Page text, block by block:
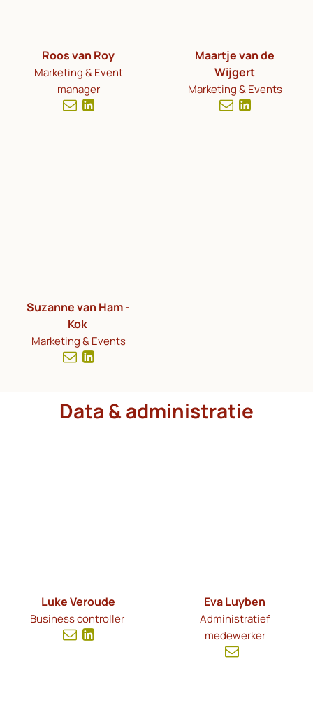
Maartje van de
Wijgert
Marketing & Events
Roos van Roy
Marketing & Event
manager
Suzanne van Ham -
Kok
Marketing & Events
Data & administratie
Luke Veroude
Business controller
Eva Luyben
Administratief
medewerker